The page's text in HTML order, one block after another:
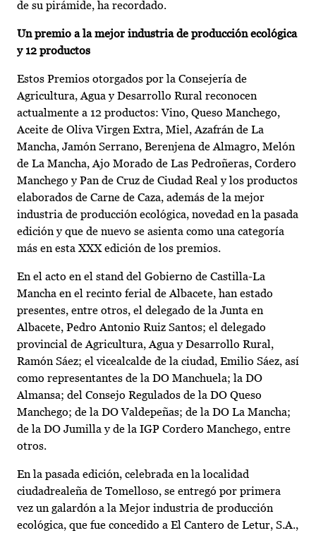
de su pirámide, ha recordado.
Un premio a la mejor industria de producción ecológica
y 12 productos
Estos Premios otorgados por la Consejería de
Agricultura, Agua y Desarrollo Rural reconocen
actualmente a 12 productos: Vino, Queso Manchego,
Aceite de Oliva Virgen Extra, Miel, Azafrán de La
Mancha, Jamón Serrano, Berenjena de Almagro, Melón
de La Mancha, Ajo Morado de Las Pedroñeras, Cordero
Manchego y Pan de Cruz de Ciudad Real y los productos
elaborados de Carne de Caza, además de la mejor
industria de producción ecológica, novedad en la pasada
edición y que de nuevo se asienta como una categoría
más en esta XXX edición de los premios.
En el acto en el stand del Gobierno de Castilla-La
Mancha en el recinto ferial de Albacete, han estado
presentes, entre otros, el delegado de la Junta en
Albacete, Pedro Antonio Ruiz Santos; el delegado
provincial de Agricultura, Agua y Desarrollo Rural,
Ramón Sáez; el vicealcalde de la ciudad, Emilio Sáez, así
como representantes de la DO Manchuela; la DO
Almansa; del Consejo Regulados de la DO Queso
Manchego; de la DO Valdepeñas; de la DO La Mancha;
de la DO Jumilla y de la IGP Cordero Manchego, entre
otros.
En la pasada edición, celebrada en la localidad
ciudadrealeña de Tomelloso, se entregó por primera
vez un galardón a la Mejor industria de producción
ecológica, que fue concedido a El Cantero de Letur, S.A.,